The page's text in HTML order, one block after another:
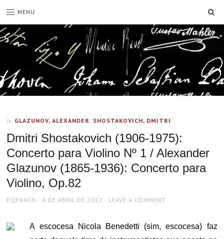
MENU
In GLAZUNOV, ALEXANDER, SHOSTAKOVICH, DMITRI
Dmitri Shostakovich (1906-1975):
Concerto para Violino Nº 1 / Alexander
Glazunov (1865-1936): Concerto para
Violino, Op.82
AUTHOR
PQPBACH
POSTED
4 DE ABRIL DE 2017 LEAVE A COMMENT
A escocesa Nicola Benedetti (sim, escocesa) faz